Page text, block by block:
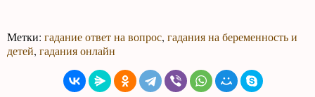
Метки:гадание ответ на вопрос,гадания на беременность и
детей,гадания онлайн